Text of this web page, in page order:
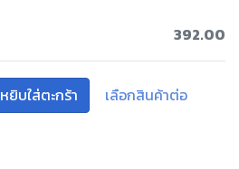
392.00
หยิบใส่ตะกร้า เลือกสินค้าต่อ